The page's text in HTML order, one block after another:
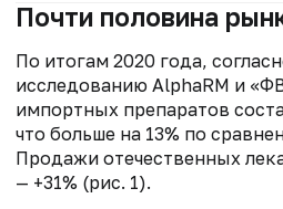
Почти половина
По итогам 2020 года,
исследованию AlphaRM и
импортных препаратов
что больше на 13% по
Продажи отечественных
— +31% (рис. 1).